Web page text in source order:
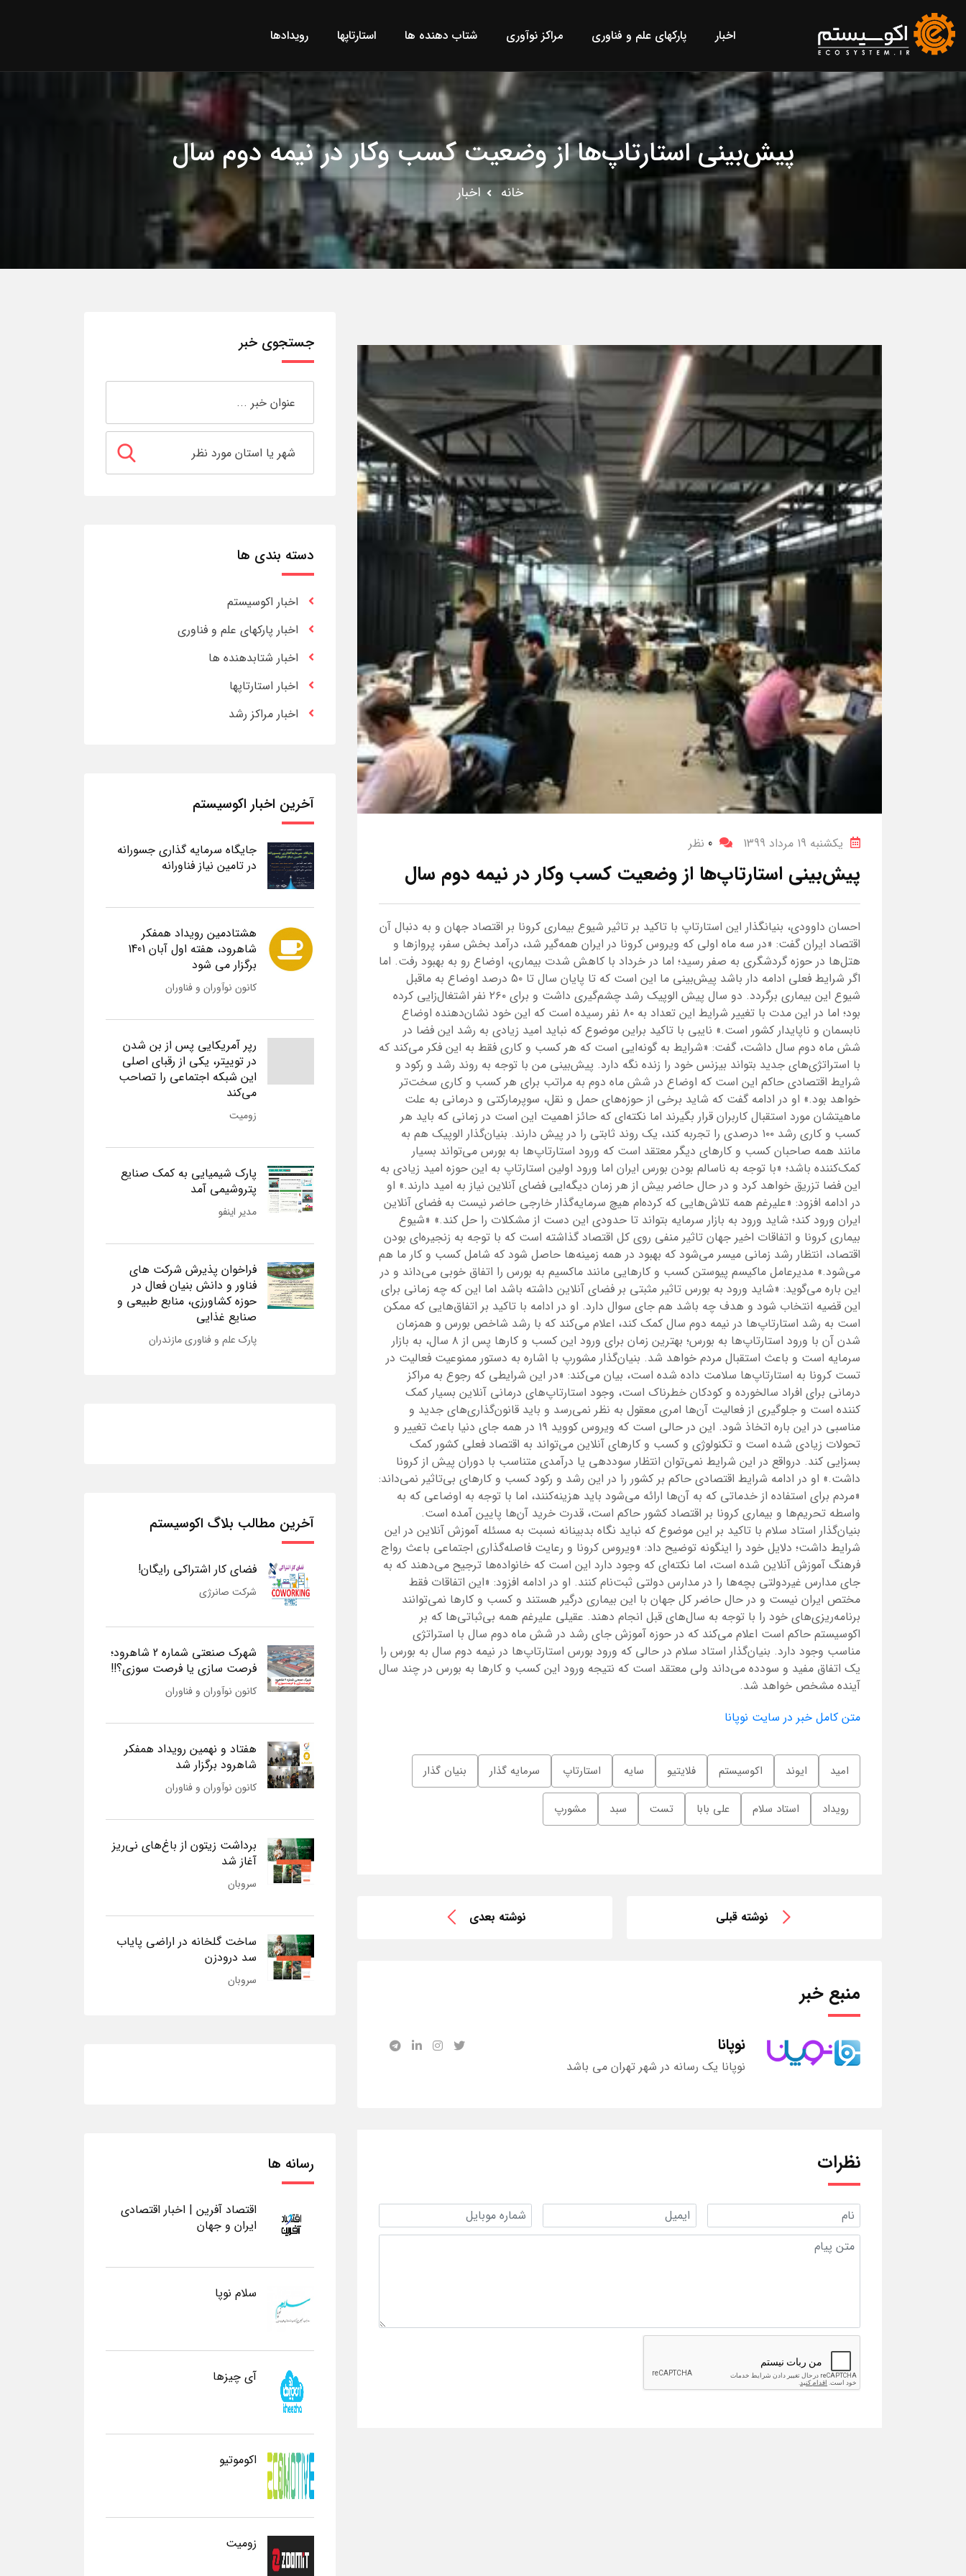
اخبار پارکهای علم و فناوری مراکز نوآوری شتاب دهنده ها استارتاپها رویدادها
پیش‌بینی استارتاپ‌ها از وضعیت کسب وکار در نیمه دوم سال
خانه اخبار
یکشنبه 19 مرداد 1399 0 نظر
پیش‌بینی استارتاپ‌ها از وضعیت کسب وکار در نیمه دوم سال
احسان داوودی، بنیانگذار این استارتاپ با تاکید بر تاثیر شیوع بیماری کرونا بر اقتصاد جهان و به دنبال آن
اقتصاد ایران گفت: «در سه ماه اولی که ویروس کرونا در ایران همه‌گیر شد، درآمد بخش سفر، پروازها و
هتل‌ها در حوزه گردشگری به صفر رسید؛ اما در خرداد با کاهش شدت بیماری، اوضاع رو به بهبود رفت. اما
اگر شرایط فعلی ادامه دار باشد پیش‌بینی ما این است که تا پایان سال تا ۵۰ درصد اوضاع به ماقبل
شیوع این بیماری برگردد. دو سال پیش الوپیک رشد چشم‌گیری داشت و برای ۲۶۰ نفر اشتغال‌زایی کرده
بود؛ اما در این مدت با تغییر شرایط این تعداد به ۸۰ نفر رسیده‌ است که این خود نشان‌دهنده اوضاع
نابسمان و ناپایدار کشور است.» نایبی با تاکید براین موضوع که نباید امید زیادی به رشد این فضا در
شش ماه دوم سال داشت، گفت: «شرایط به گونه‌ایی است که هر کسب و کاری فقط به این فکر می‌کند که
با استراتژی‌های جدید بتواند بیزنس خود را زنده نگه دارد. پیش‌بینی من با توجه به روند رشد و رکود و
شرایط اقتصادی حاکم این است که اوضاع در شش ماه دوم به مراتب برای هر کسب و کاری سخت‌تر
خواهد بود.» او در ادامه گفت که شاید برخی از حوزه‌های حمل و نقل، سوپرمارکتی و درمانی به علت
ماهیتشان مورد استقبال کاربران قرار بگیرند اما نکته‌ای که حائز اهمیت این است در زمانی که باید هر
کسب و کاری رشد ۱۰۰ درصدی را تجربه کند، یک روند ثابتی را در پیش دارند. بنیان‌گذار الوپیک هم به
مانند همه صاحبان کسب و کارهای دیگر معتقد است که ورود استارتاپ‌ها به بورس می‌تواند بسیار
کمک‌کننده باشد؛ «با توجه به ناسالم بودن بورس ایران اما ورود اولین استارتاپ به این حوزه امید زیادی به
این فضا تزریق خواهد کرد و در حال حاضر بیش از هر زمان دیگه‌ایی فضای آنلاین نیاز به امید دارند.» او
در ادامه افزود: «علیرغم همه تلاش‌هایی که کرده‌ام هیچ سرمایه‌گذار خارجی حاضر نیست به فضای آنلاین
ایران ورود کند؛ شاید ورود به بازار سرمایه بتواند تا حدودی این دست از مشکلات را حل کند.» «شیوع
بیماری کرونا و اتفاقات اخیر جهان تاثیر منفی روی کل اقتصاد گذاشته است که با توجه به زنجیره‌ای بودن
اقتصاد، انتظار رشد زمانی میسر می‌شود که بهبود در همه زمینه‌ها حاصل شود که شامل کسب و کار ما هم
می‌شود.» مدیرعامل ماکیسم پیوستن کسب و کارهایی مانند ماکسیم به بورس را اتفاق خوبی می‌داند و در
این باره می‌گوید: «شاید ورود به بورس تاثیر مثبتی بر فضای آنلاین داشته باشد اما این که چه زمانی برای
این قضیه انتخاب شود و هدف چه باشد هم جای سوال دارد. او در ادامه با تاکید بر اتفاق‌هایی که ممکن
است به رشد استارتاپ‌ها در نیمه دوم سال کمک کند، اعلام می‌کند که با رشد شاخص بورس و همزمان
شدن آن با ورود استارتاپ‌ها به بورس؛ بهترین زمان برای ورود این کسب و کارها پس از ۸ سال، به بازار
سرمایه است و باعث استقبال مردم خواهد شد. بنیان‌گذار مشورپ با اشاره به دستور ممنوعیت فعالیت در
تست کرونا به استارتاپ‌ها سلامت داده شده است، بیان می‌کند: «در این شرایطی که رجوع به مراکز
درمانی برای افراد سالخورده و کودکان خطرناک است، وجود استارتاپ‌های درمانی آنلاین بسیار کمک
کننده است و جلوگیری از فعالیت آن‌‌ها امری معقول به نظر نمی‌رسد و باید قانون‌گذاری‌های جدید و
مناسبی در این باره اتخاذ شود. این در حالی است که ویروس کووید ۱۹ در همه جای دنیا باعث تغییر و
تحولات زیادی شده است و تکنولوژی و کسب و کارهای آنلاین می‌تواند به اقتصاد فعلی کشور کمک
بسزایی کند. درواقع در این شرایط نمی‌توان انتظار سوددهی یا درآمدی متناسب با دوران پیش از کرونا
داشت.» او در ادامه شرایط اقتصادی حاکم بر کشور را در این رشد و رکود کسب و کارهای بی‌تاثیر نمی‌داند:
«مردم برای استفاده از خدماتی که به آن‌ها ارائه می‌شود باید هزینه‌کنند، اما با توجه به اوضاعی که به
واسطه تحریم‌ها و بیماری کرونا بر اقتصاد کشور حاکم است، قدرت خرید آن‌ها پایین آمده است.
بنیان‌گذار استاد سلام با تاکید بر این موضوع که نباید نگاه بدبینانه نسبت به مسئله آموزش آنلاین در این
شرایط داشت؛ دلایل خود را اینگونه توضیح داد: «ویروس کرونا و رعایت فاصله‌گذاری اجتماعی باعث رواج
فرهنگ آموزش آنلاین شده است، اما نکته‌ای که وجود دارد این است که خانواده‌ها ترجیح می‌دهند که به
جای مدارس غیردولتی بچه‌ها را در مدارس دولتی ثبت‌نام کنند. او در ادامه افزود: «این اتفاقات فقط
مختص ایران نیست و در حال حاضر کل جهان با این بیماری درگیر هستند و کسب و کارها نمی‌توانند
برنامه‌ریزی‌های خود را با توجه به سال‌های قبل انجام دهند. عقیلی علیرغم همه بی‌ثباتی‌ها که بر
اکوسیستم حاکم است اعلام می‌کند که در حوزه آموزش جای رشد در شش ماه دوم سال با استراتژی
مناسب وجود دارد. بنیان‌گذار استاد سلام در حالی که ورود بورس استارتاپ‌ها در نیمه دوم سال به بورس را
یک اتفاق مفید و سود‌ده می‌داند ولی معتقد است که نتیجه ورود این کسب و کارها به بورس در چند سال
آینده مشخص خواهد شد.
متن کامل خبر در سایت نوپانا
امید ایوند اکوسیستم فلایتیو سایه استارتاپ سرمایه گذار بنیان گذار
رویداد استاد سلام علی بابا تست سبد مشورپ
نوشته قبلی نوشته بعدی
منبع خبر
نوپانا
نوپانا یک رسانه در شهر تهران می باشد
نظرات
جستجوی خبر
دسته بندی ها
اخبار اکوسیستم
اخبار پارکهای علم و فناوری
اخبار شتابدهنده ها
اخبار استارتاپها
اخبار مراکز رشد
آخرین اخبار اکوسیستم
جایگاه سرمایه گذاری جسورانه
در تامین نیاز فناورانه
هشتادمین رویداد همفکر
شاهرود، هفته اول آبان 1401
برگزار می شود
کانون نوآوران و فناوران
رپر آمریکایی پس از بن شدن
در توییتر، یکی از رقبای اصلی
این شبکه اجتماعی را تصاحب
می‌کند
زومیت
پارک شیمیایی به کمک صنایع
پتروشیمی آمد
مدیر اینفو
فراخوان پذیرش شرکت های
فناور و دانش بنیان فعال در
حوزه کشاورزی، منابع طبیعی و
صنایع غذایی
پارک علم و فناوری مازندران
آخرین مطالب بلاگ اکوسیستم
فضای کار اشتراکی رایگان!
شرکت صانرژی
شهرک صنعتی شماره 2 شاهرود؛
فرصت سازی یا فرصت سوزی؟!!
کانون نوآوران و فناوران
هفتاد و نهمین رویداد همفکر
شاهرود برگزار شد
کانون نوآوران و فناوران
برداشت زیتون از باغ‌های نی‌ریز
آغاز شد
سروبان
ساخت گلخانه در اراضی پایاب
سد درودزن
سروبان
رسانه ها
اقتصاد آفرین | اخبار اقتصادی
ایران و جهان
سلام نوپا
آی چیزها
اکوموتیو
زومیت